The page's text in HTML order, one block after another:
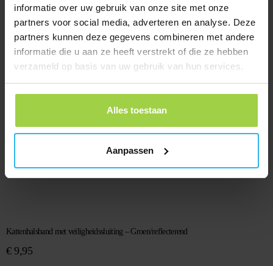
informatie over uw gebruik van onze site met onze
partners voor social media, adverteren en analyse. Deze
partners kunnen deze gegevens combineren met andere
informatie die u aan ze heeft verstrekt of die ze hebben
verzameld op basis van uw gebruik van hun services.
Alles toestaan
Aanpassen
Kattenhalsband met veiligheidssluiting – Groen/reflecterend
€9,95